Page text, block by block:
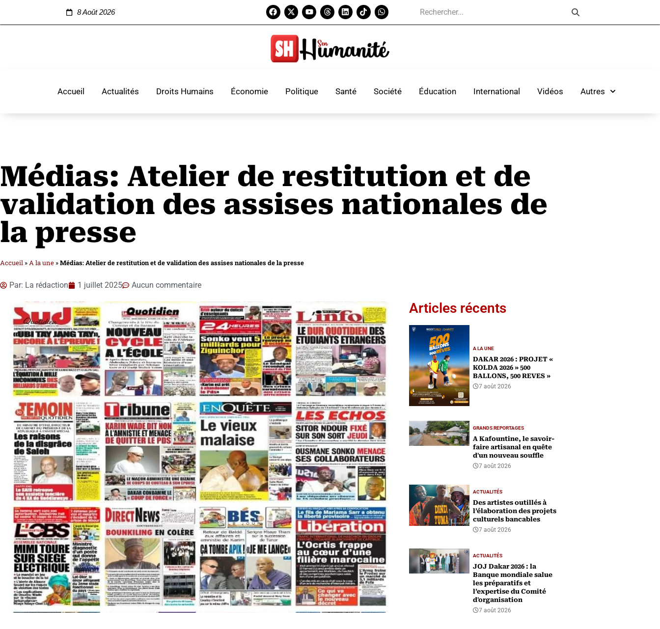
8 Août 2026
Accueil Actualités Droits Humains Économie Politique Santé Société Éducation International Vidéos Autres
Médias: Atelier de restitution et de
validation des assises nationales de
la presse
Accueil »A la une »Médias: Atelier de restitution et de validation des assises nationales de la presse
Par: La rédaction 1 juillet 2025 Aucun commentaire
Articles récents
A LA UNE
DAKAR 2026 : PROJET «
KOLDA 2026 » 500
BALLONS, 500 REVES »
7 août 2026
GRANDS REPORTAGES
A Kafountine, le savoir-
faire artisanal en quête
d'un nouveau souffle
7 août 2026
ACTUALITÉS
Des artistes outillés à
l’élaboration des projets
culturels bancables
7 août 2026
ACTUALITÉS
‎JOJ Dakar 2026 : la
Banque mondiale salue
les préparatifs et
l’expertise du Comité
d'organisation
7 août 2026